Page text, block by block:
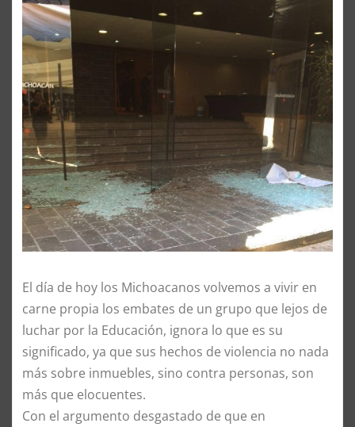
El día de hoy los Michoacanos volvemos a vivir en
carne propia los embates de un grupo que lejos de
luchar por la Educación, ignora lo que es su
significado, ya que sus hechos de violencia no nada
más sobre inmuebles, sino contra personas, son
más que elocuentes.
Con el argumento desgastado de que en